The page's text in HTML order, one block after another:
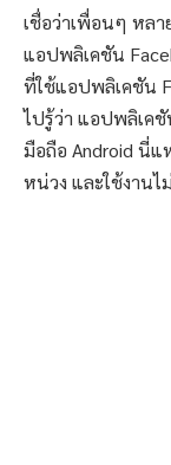
เชื่อว่าเพื่อนๆ หล
แอปพลิเคชัน
ที่ใช้แอปพลิเคชัน
ไปรู้ว่า แอปพลิเคชั
มือถือ Android นี่แ
หน่วง และใช้งาน